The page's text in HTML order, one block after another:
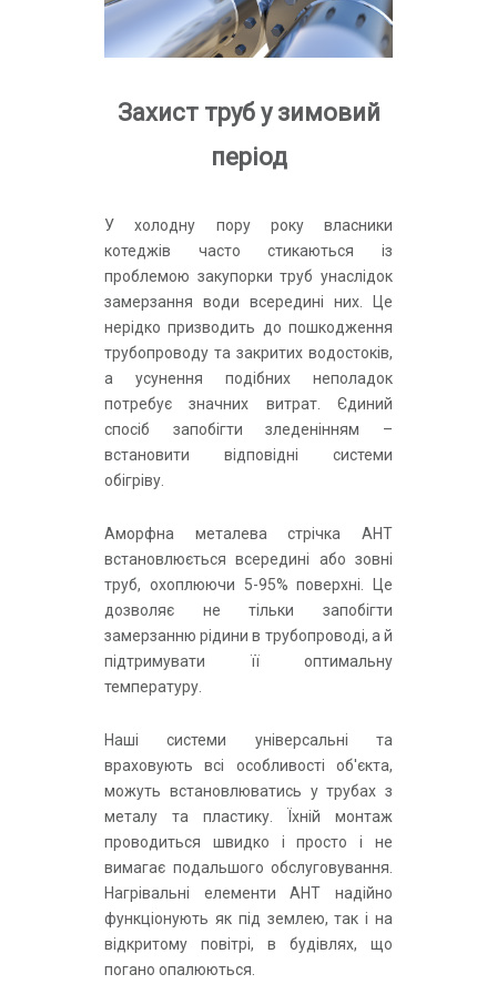
Захист труб у зимовий
період
У холодну пору року власники
котеджів часто стикаються із
проблемою закупорки труб унаслідок
замерзання води всередині них. Це
нерідко призводить до пошкодження
трубопроводу та закритих водостоків,
а усунення подібних неполадок
потребує значних витрат. Єдиний
спосіб запобігти зледенінням –
встановити відповідні системи
обігріву.
Аморфна металева стрічка АНТ
встановлюється всередині або зовні
труб, охоплюючи 5-95% поверхні. Це
дозволяє не тільки запобігти
замерзанню рідини в трубопроводі, а й
підтримувати її оптимальну
температуру.
Наші системи універсальні та
враховують всі особливості об'єкта,
можуть встановлюватись у трубах з
металу та пластику. Їхній монтаж
проводиться швидко і просто і не
вимагає подальшого обслуговування.
Нагрівальні елементи АНТ надійно
функціонують як під землею, так і на
відкритому повітрі, в будівлях, що
погано опалюються.